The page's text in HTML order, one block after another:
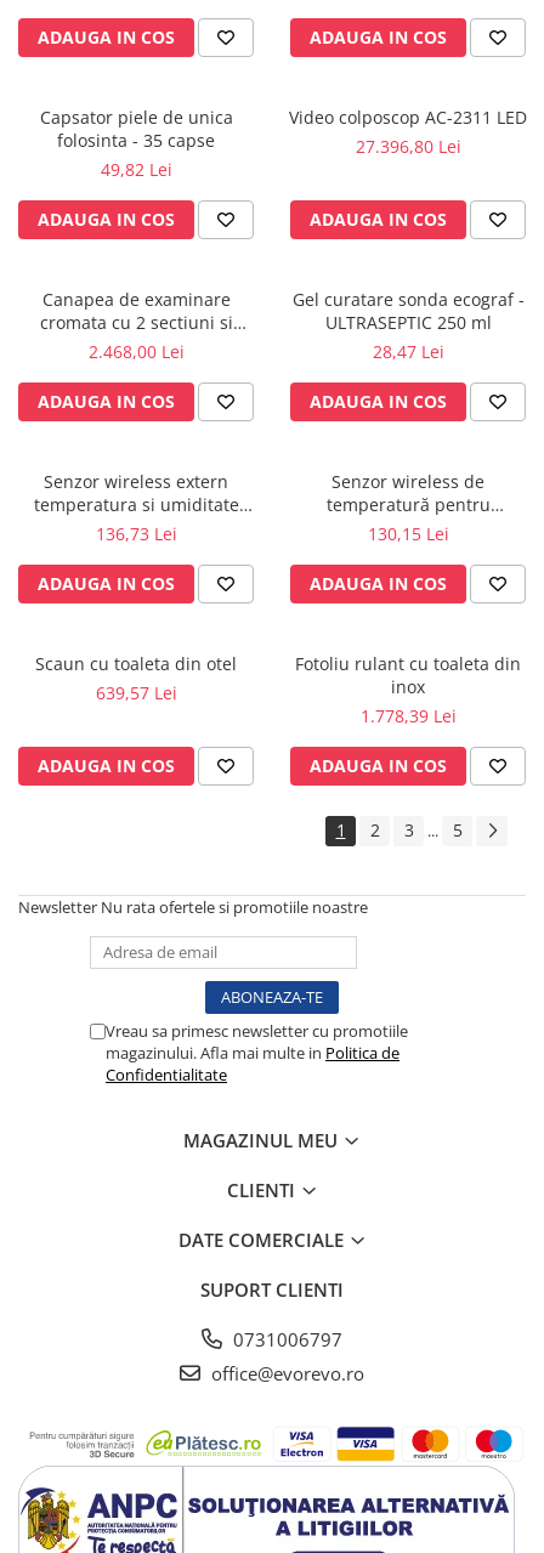
Consumabile medicale si Accesorii
Hartie
Accesorii pentru perfuzie
Geluri
Filtre antibacteriene si antivirale
Ochelari de protectie
Gel ECO
Cabluri EKG (10 fire)
Electrozi ECG / EKG
Sonde TOCO
Vase
Spirometrie
Spirometre
Filtre antibacteriene
Alte dispozitive respiratorii
Clesti nazali
Dermatoscoape
Diapazon
Set ORL/Oftalmo
Lampi examinare
Lampi cu infrarosu
Electroencefalografe
Colposcoape
Glucometre
Ingrijire personala
Perne si paturi electrice
Perne ortopedice
ADAUGA IN COS ADAUGA IN COS
Capsator piele de unica
folosinta - 35 capse
49,82 Lei
ADAUGA IN COS
Video colposcop AC-2311 LED
27.396,80 Lei
ADAUGA IN COS
Canapea de examinare
cromata cu 2 sectiuni si
suport rola inclus
2.468,00 Lei
ADAUGA IN COS
Gel curatare sonda ecograf -
ULTRASEPTIC 250 ml
28,47 Lei
ADAUGA IN COS
Senzor wireless extern
temperatura si umiditate
pentru KLIMALOGG PRO -
136,73 Lei
ADAUGA IN COS
Senzor wireless de
temperatură pentru
KlimaLogg Pro - 30.3181IT
130,15 Lei
ADAUGA IN COS
Scaun cu toaleta din otel
639,57 Lei
ADAUGA IN COS
Fotoliu rulant cu toaleta din
inox
1.778,39 Lei
ADAUGA IN COS
1 2 3 ... 5
Newsletter Nu rata ofertele si promotiile noastre
Vreau sa primesc newsletter cu promotiile
magazinului. Afla mai multe in Politica de
Confidentialitate
MAGAZINUL MEU
CLIENTI
DATE COMERCIALE
SUPORT CLIENTI
0731006797
office@evorevo.ro